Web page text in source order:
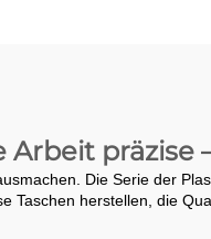
Arbeit präzise
Die Serie der
Taschen herstellen, die